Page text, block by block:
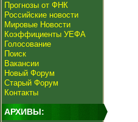
Прогнозы от ФНК
Российские новости
Мировые Новости
Коэффициенты УЕФА
Голосование
Поиск
Вакансии
Новый Форум
Старый Форум
Контакты
АРХИВЫ: